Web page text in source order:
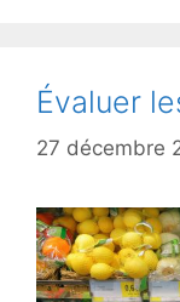
Évaluer
27 décembre